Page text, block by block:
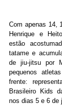
Com apenas 14,
Henrique e
estão
tatame e
de jiu-jitsu por
pequenos
frente:
Brasileiro Kids
nos dias 5 e 6 de